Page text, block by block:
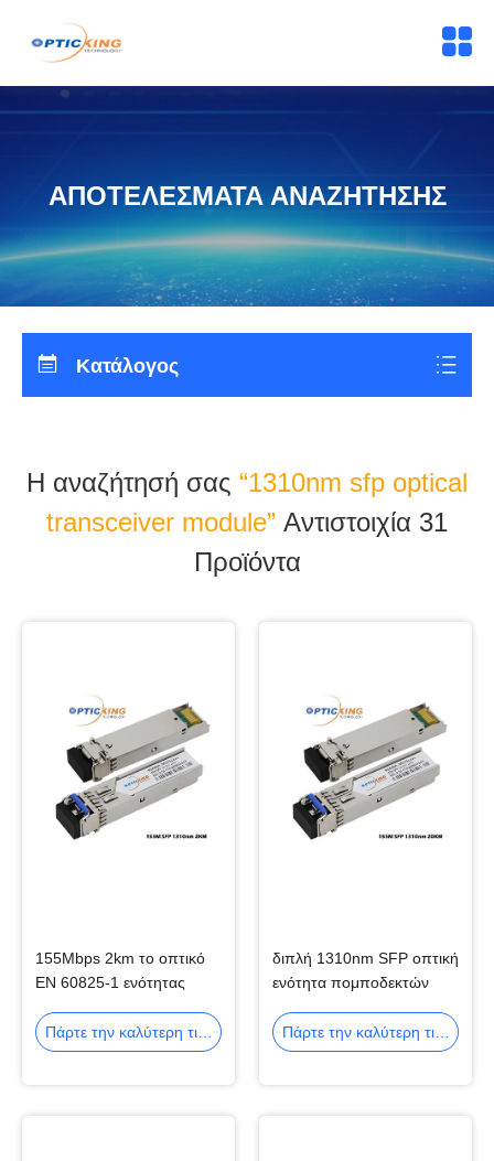
ΑΠΟΤΕΛΈΣΜΑΤΑ ΑΝΑΖΉΤΗΣΗΣ
Κατάλογος
Η αναζήτησή σας “1310nm sfp optical
transceiver module” Αντιστοιχία 31
Προϊόντα
155Mbps 2km το οπτικό
EN 60825-1 ενότητας
SFP
Πάρτε την καλύτερη τιμή
διπλή 1310nm SFP οπτική
ενότητα πομποδεκτών
Πάρτε την καλύτερη τιμή